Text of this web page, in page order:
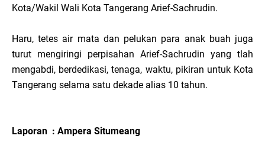
Kota/Wakil Wali Kota Tangerang Arief-Sachrudin.
Haru, tetes air mata dan pelukan para anak buah juga
turut mengiringi perpisahan Arief-Sachrudin yang tlah
mengabdi, berdedikasi, tenaga, waktu, pikiran untuk Kota
Tangerang selama satu dekade alias 10 tahun.
Laporan : Ampera Situmeang